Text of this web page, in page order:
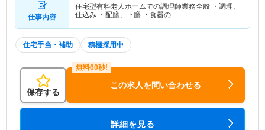
仕事内容
住宅型有料老人ホームでの調理師業務全般 ・調理、
仕込み ・配膳、下膳 ・食器の…
住宅手当・補助 積極採用中
保存する
この求人を問い合わせる
詳細を見る